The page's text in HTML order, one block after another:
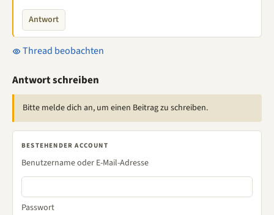
Antwort
Thread beobachten
Antwort schreiben
Bitte melde dich an, um einen Beitrag zu schreiben.
BESTEHENDER ACCOUNT
Benutzername oder E-Mail-Adresse
Passwort